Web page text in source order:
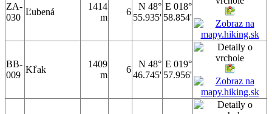
ZA-
030
Ľubená
1414
m
6
N 48°
55.935'
E 018°
58.854'
BB-
009
Kľak
1409
m
6
N 48°
46.745'
E 019°
57.956'